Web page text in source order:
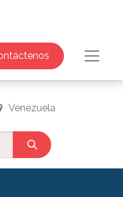
Venezuela